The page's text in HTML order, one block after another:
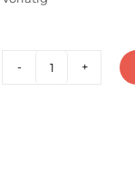
LS-